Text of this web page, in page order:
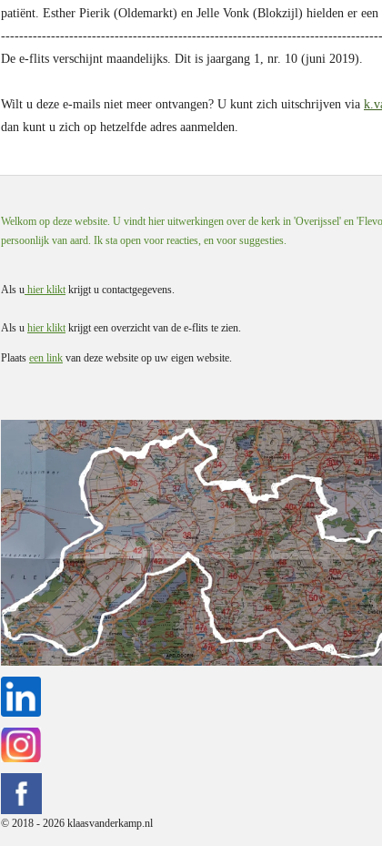
patiënt. Esther Pierik (Oldemarkt) en Jelle Vonk (Blokzijl) hielden er
-----------------------------------------------------------------------------
De e-flits verschijnt maandelijks. Dit is jaargang 1, nr. 10 (juni 2019).
Wilt u deze e-mails niet meer ontvangen? U kunt zich uitschrijven via
dan kunt u zich op hetzelfde adres aanmelden.
Welkom op deze website. U vindt hier uitwerkingen over de kerk in 'Overijssel' en
persoonlijk van aard. Ik sta open voor reacties, en voor suggesties.
Als u hier klikt krijgt u contactgegevens.
Als u hier klikt krijgt een overzicht van de e-flits te zien.
Plaats een link van deze website op uw eigen website.
© 2018 - 2026 klaasvanderkamp.nl